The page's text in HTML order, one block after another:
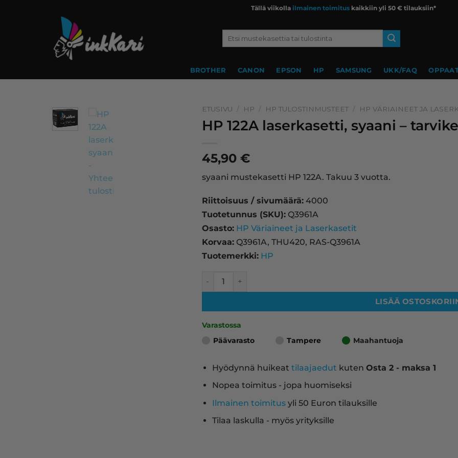
Tällä viikolla ilmainen toimitus kaikkiin yli 50 € tilauksiin*
BROTHER CANON EPSON HP SAMSUNG UKK/FAQ
ETUSIVU / HP / HP TULOSTINMUSTEET / HP VÄRIAINEET JA
HP 122A laserkasetti, syaani –
45,90 €
syaani mustekasetti HP 122A. Takuu 3 vuotta.
Riittoisuus / sivumäärä: 4000
Tuotetunnus (SKU): Q3961A
Osasto: HP Väriaineet ja Laserkasetit
Korvaa: Q3961A, THU420, RAS-Q3961A
Tuotemerkki: HP
LISÄÄ
Varastossa
Päävarasto
Tampere Maahantuoja
Hyödynnä huikeattilaajaedut kutenOsta 2 - maksa 1
Nopea toimitus - jopa huomiseksi
Ilmainen toimitus yli 50 Euron tilauksille
Tilaa laskulla - myös yrityksille